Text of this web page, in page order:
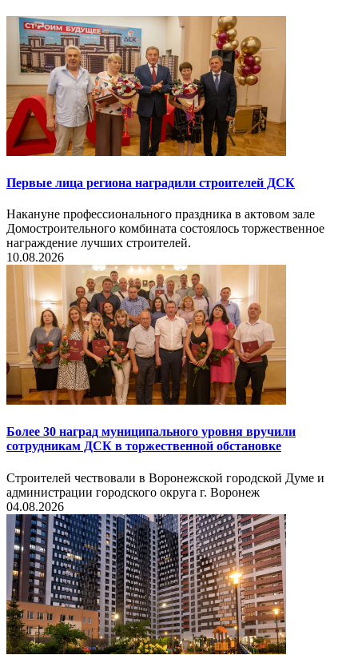
Первые лица региона наградили строителей ДСК
Накануне профессионального праздника в актовом зале
Домостроительного комбината состоялось торжественное
награждение лучших строителей.
10.08.2026
Более 30 наград муниципального уровня вручили
сотрудникам ДСК в торжественной обстановке
Строителей чествовали в Воронежской городской Думе и
администрации городского округа г. Воронеж
04.08.2026